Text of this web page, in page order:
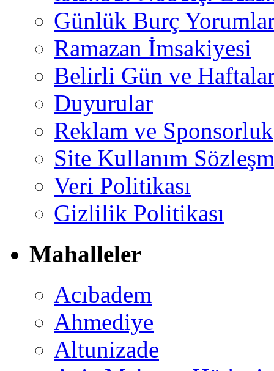
Günlük Burç
Ramazan İmsakiyesi
Belirli Gün ve
Duyurular
Reklam ve Sponsorluk
Site Kullanım
Veri Politikası
Gizlilik Politikası
Mahalleler
Acıbadem
Ahmediye
Altunizade